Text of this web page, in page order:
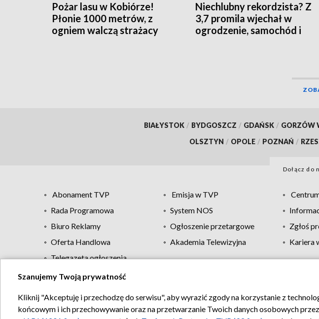
Pożar lasu w Kobiórze!
Płonie 1000 metrów, z
ogniem walczą strażacy
Niechlubny rekordzista? Z
3,7 promila wjechał w
ogrodzenie, samochód i
BIAŁYSTOK / BYDGOSZCZ / GDAŃSK / GORZÓW
OLSZTYN / OPOLE / POZNAŃ /
Dołącz do
Abonament TVP Emisja w TVP
Rada Programowa
System NOS
Biuro Reklamy
Ogłoszenie przetargowe Zgłoś
Oferta Handlowa
Akademia Telewizyjna Kariera
Telegazeta ogłoszenia
Regulamin TVP Polityka prywatności
Szanujemy Twoją prywatność
Kliknij "Akceptuję i przechodzę do serwisu", aby wyrazić zgody na korzystanie z
końcowym i ich przechowywanie oraz na przetwarzanie Twoich danych osobowych